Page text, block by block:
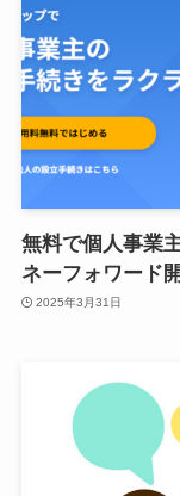
無料で個人事業
ネーフォワード
2025年3月31日